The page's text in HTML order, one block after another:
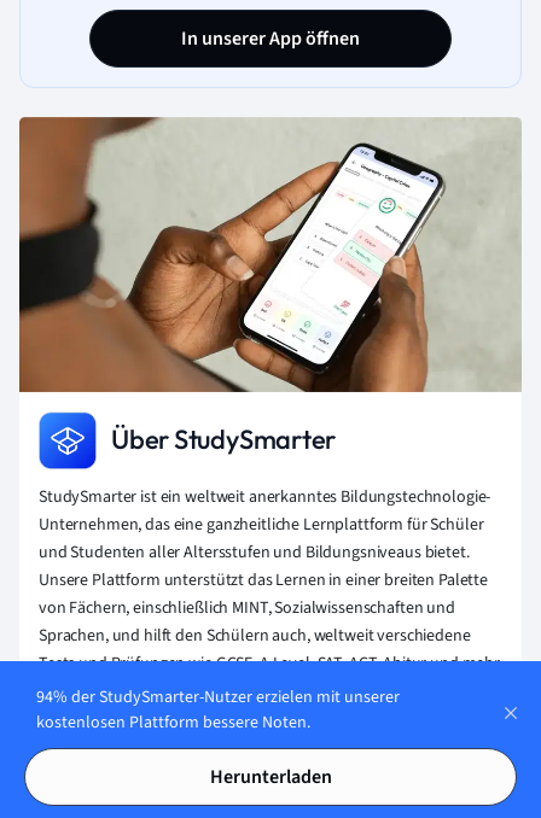
In unserer App öffnen
Über StudySmarter
StudySmarter ist ein weltweit anerkanntes Bildungstechnologie-
Unternehmen, das eine ganzheitliche Lernplattform für Schüler
und Studenten aller Altersstufen und Bildungsniveaus bietet.
Unsere Plattform unterstützt das Lernen in einer breiten Palette
von Fächern, einschließlich MINT, Sozialwissenschaften und
Sprachen, und hilft den Schülern auch, weltweit verschiedene
Tests und Prüfungen wie GCSE, A Level, SAT, ACT, Abitur und mehr
erfolgreich zu meistern. Wir bieten eine umfangreiche Bibliothek
von Lernmaterialien, einschließlich interaktiver Karteikarten,
umfassender Lehrbuchlösungen und detaillierter Erklärungen.
Die fortschrittliche Technologie und Werkzeuge, die wir zur
Verfügung stellen, helfen Schülern, ihre eigenen Lernmaterialien
94% der StudySmarter-Nutzer erzielen mit unserer
kostenlosen Plattform bessere Noten.
Herunterladen